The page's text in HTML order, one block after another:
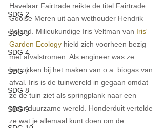
SDG 2
SDG 3
SDG 4
SDG 7
SDG 8
SDG 9
Havelaar Fairtrade reikte de titel Fairtrade
Gooise Meren uit aan wethouder Hendrik
Boland. Milieukundige Iris Veltman van Iris'
Garden Ecology hield zich voorheen bezig
met afvalstromen. Als engineer was ze
betrokken bij het maken van o.a. biogas van
afval. Iris is de tuinwereld in gegaan omdat
ze de tuin ziet als springplank naar een
meer duurzame wereld. Honderduit vertelde
ze wat je allemaal kunt doen om de